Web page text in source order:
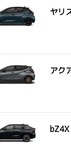
ヤリ
アク
bZ4X